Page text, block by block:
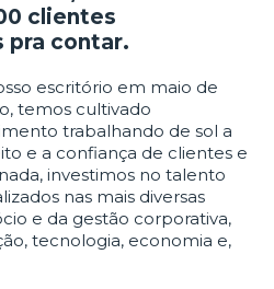
clientes
pra contar.
escritório em maio de
temos cultivado
trabalhando de sol a
e a confiança de clientes e
investimos no talento
nas mais diversas
e da gestão corporativa,
tecnologia, economia e,